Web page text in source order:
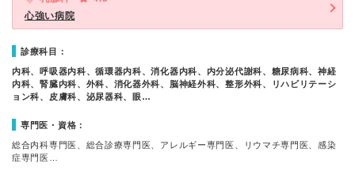
心強い病院
診療科目：
内科、呼吸器内科、循環器内科、消化器内科、内分泌代謝科、糖尿病科、神経
内科、腎臓内科、外科、消化器外科、脳神経外科、整形外科、リハビリテーシ
ョン科、皮膚科、泌尿器科、眼…
専門医・資格：
総合内科専門医、総合診療専門医、アレルギー専門医、リウマチ専門医、感染
症専門医…